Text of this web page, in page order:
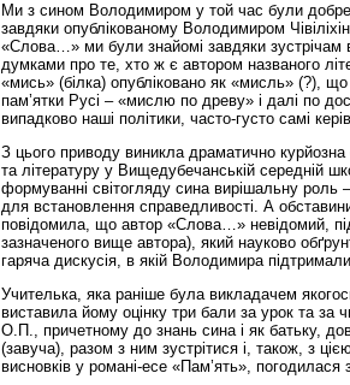
Ми з сином Володимиром у той час були добре
завдяки опублікованому Володимиром
«Слова…» ми були знайомі завдяки зустрічам
думками про те, хто ж є автором названого
«мись» (білка) опубліковано як «мисль» (?),
пам’ятки Русі – «мислю по древу» і далі по
випадково наші політики, часто-густо самі
З цього приводу виникла драматично
та літературу у Вищедубечанській середній
формуванні світогляду сина вирішальну роль
для встановлення справедливості. А
повідомила, що автор «Слова…» невідомий,
зазначеного вище автора), який науково
гаряча дискусія, в якій Володимира
Учителька, яка раніше була викладачем
виставила йому оцінку три бали за урок та за
О.П., причетному до знань сина і як батьку,
(завуча), разом з ним зустрітися і, також, з
висновків у романі-есе «Пам’ять», погодилася